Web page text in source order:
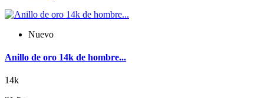
Nuevo
Anillo de oro 14k de hombre...
14k